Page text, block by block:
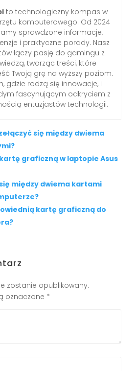
to technologiczny kompas w
komputerowego. Od 2024
sprawdzone informacje,
i praktyczne porady. Nasz
łączy pasję do gamingu z
tworząc treści, które
Twoją grę na wyższy poziom.
gdzie rodzą się innowacje, i
fascynującym odkryciem z
entuzjastów technologii.
się między dwiema
graficzną w laptopie Asus
między dwiema kartami
kartę graficzną do
zostanie opublikowany.
oznaczone *